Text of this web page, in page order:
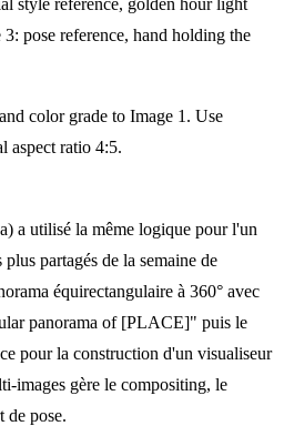
pose reference, hand holding the
color grade to Image 1. Use
aspect ratio 4:5.
a utilisé la même logique pour l'un
partagés de la semaine de
équirectangulaire à 360° avec
panorama of [PLACE]" puis le
pour la construction d'un visualiseur
images gère le compositing, le
de pose.